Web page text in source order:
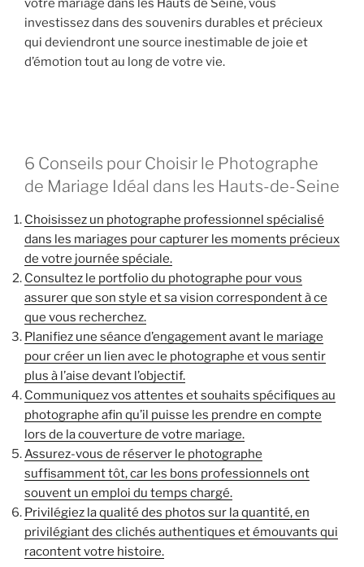
votre mariage dans les Hauts de Seine, vous
investissez dans des souvenirs durables et précieux
qui deviendront une source inestimable de joie et
d’émotion tout au long de votre vie.
6 Conseils pour Choisir le Photographe
de Mariage Idéal dans les Hauts-de-Seine
Choisissez un photographe professionnel spécialisé
dans les mariages pour capturer les moments précieux
de votre journée spéciale.
Consultez le portfolio du photographe pour vous
assurer que son style et sa vision correspondent à ce
que vous recherchez.
Planifiez une séance d’engagement avant le mariage
pour créer un lien avec le photographe et vous sentir
plus à l’aise devant l’objectif.
Communiquez vos attentes et souhaits spécifiques au
photographe afin qu’il puisse les prendre en compte
lors de la couverture de votre mariage.
Assurez-vous de réserver le photographe
suffisamment tôt, car les bons professionnels ont
souvent un emploi du temps chargé.
Privilégiez la qualité des photos sur la quantité, en
privilégiant des clichés authentiques et émouvants qui
racontent votre histoire.